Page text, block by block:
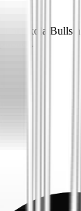
pro kola Bulls